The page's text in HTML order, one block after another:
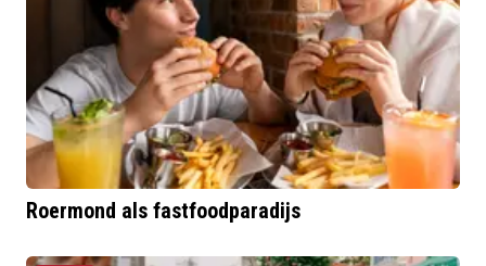
Roermond als fastfoodparadijs